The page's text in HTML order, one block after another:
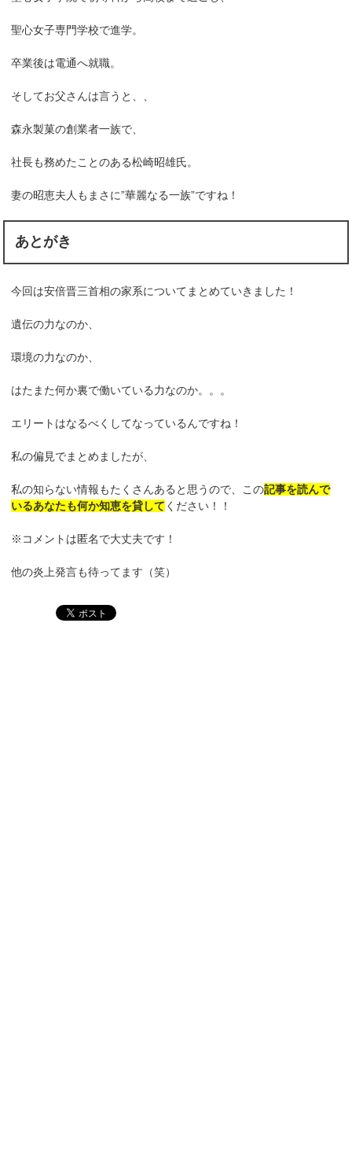
聖心女子専門学校で進学。
卒業後は電通へ就職。
そしてお父さんは言うと、、
森永製菓の創業者一族で、
社長も務めたことのある松崎昭雄氏。
妻の昭恵夫人もまさに”華麗なる一族”ですね！
あとがき
今回は安倍晋三首相の家系についてまとめていきました！
遺伝の力なのか、
環境の力なのか、
はたまた何か裏で働いている力なのか。。。
エリートはなるべくしてなっているんですね！
私の偏見でまとめましたが、
私の知らない情報もたくさんあると思うので、この記事を読んで
いるあなたも何か知恵を貸して ください！！
※コメントは匿名で大丈夫です！
他の炎上発言も待ってます（笑）